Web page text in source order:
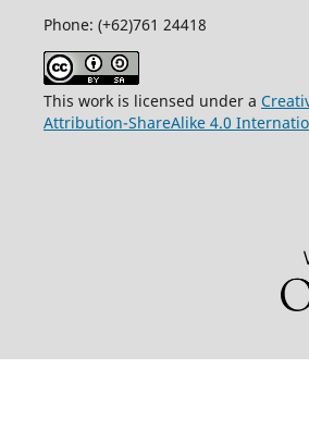
Phone: (+62)761 24418
This work is licensed under a
Attribution-ShareAlike 4.0